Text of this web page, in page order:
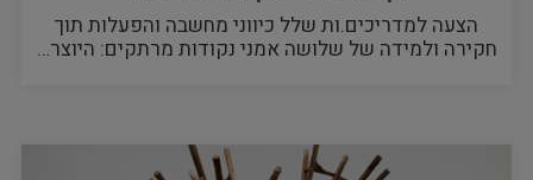
הצעה למדריכים.ות שלל כיווני מחשבה והפעלות תוך
חקירה ולמידה של שלושה אמני נקודות מרתקים: היוצר…